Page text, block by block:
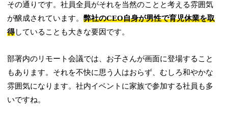
その通りです。社員全員がそれを当然のことと考える雰囲気
が醸成されています。弊社のCEO自身が男性で育児休業を取
得していることも大きな要因です。
部署内のリモート会議では、お子さんが画面に登場すること
もあります。それを不快に思う人はおらず、むしろ和やかな
雰囲気になります。社内イベントに家族で参加する社員も多
いですね。